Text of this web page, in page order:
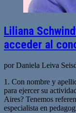
Liliana
acceder al
por Daniela Leiva
1. Con nombre y
para ejercer su
Aires? Tenemos
especialista en